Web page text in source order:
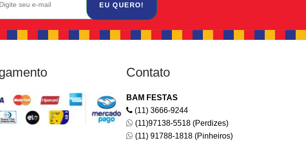
EU QUERO!
Contato
BAM FESTAS
(11) 3666-9244
(11)97138-5518 (Perdizes)
(11) 91788-1818 (Pinheiros)